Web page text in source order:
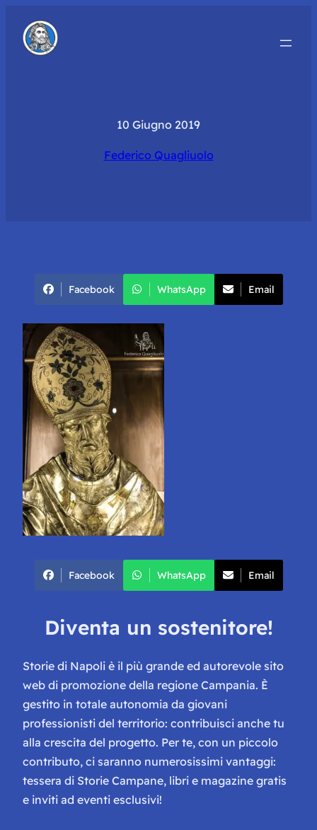
10 Giugno 2019
Federico Quagliuolo
Facebook WhatsApp Email
Facebook WhatsApp Email
Diventa un sostenitore!
Storie di Napoli è il più grande ed autorevole sito
web di promozione della regione Campania. È
gestito in totale autonomia da giovani
professionisti del territorio: contribuisci anche tu
alla crescita del progetto. Per te, con un piccolo
contributo, ci saranno numerosissimi vantaggi:
tessera di Storie Campane, libri e magazine gratis
e inviti ad eventi esclusivi!